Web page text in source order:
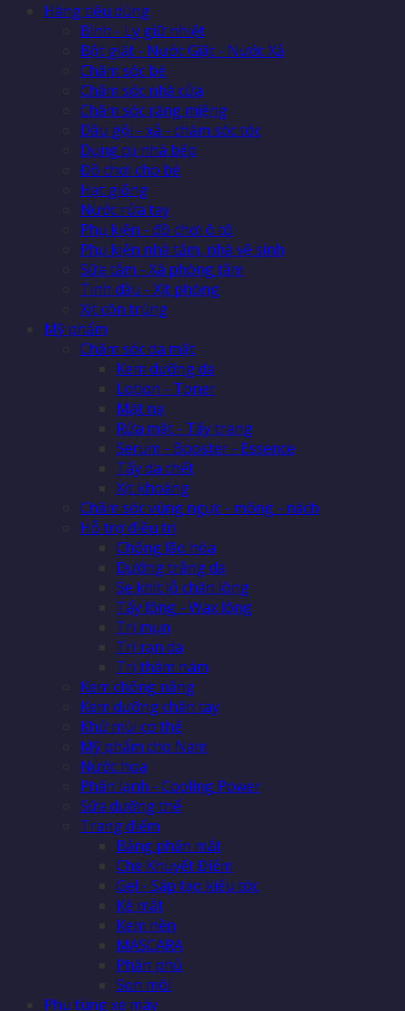
Hàng tiêu dùng
Bình - Ly giữ nhiệt
Bột giặt - Nước Giặt - Nước Xả
Chăm sóc bé
Chăm sóc nhà cửa
Chăm sóc răng miệng
Dầu gội - xả - chăm sóc tóc
Dụng cụ nhà bếp
Đồ chơi cho bé
Hạt giống
Nước rửa tay
Phụ kiện - đồ chơi ô tô
Phụ kiện nhà tắm, nhà vệ sinh
Sữa tắm - Xà phòng tắm
Tinh dầu - Xịt phòng
Xịt côn trùng
Mỹ phẩm
Chăm sóc da mặt
Kem dưỡng da
Lotion - Toner
Mặt nạ
Rửa mặt - Tẩy trang
Serum - Booster - Essence
Tẩy da chết
Xịt khoáng
Chăm sóc vùng ngực - mông - nách
Hỗ trợ điều trị
Chống lão hóa
Dưỡng trắng da
Se khít lỗ chân lông
Tẩy lông - Wax lông
Trị mụn
Trị rạn da
Trị thâm nám
Kem chống nắng
Kem dưỡng chân tay
Khử mùi cơ thể
Mỹ phẩm cho Nam
Nước hoa
Phấn lạnh - Cooling Power
Sữa dưỡng thể
Trang điểm
Bảng phấn mắt
Che Khuyết Điểm
Gel - Sáp tạo kiểu tóc
Kẻ mắt
Kem nền
MASCARA
Phấn phủ
Son môi
Phụ tùng xe máy